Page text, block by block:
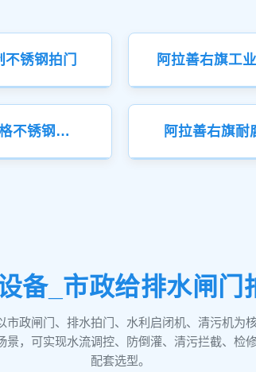
不锈钢拍门
阿拉善右旗多规格不锈钢拍门 阿拉善右旗耐
备_市政给排水闸
市政闸门、排水拍门、水利启闭机、清污机为
景，可实现水流调控、防倒灌、清污拦截、检
配套选型。